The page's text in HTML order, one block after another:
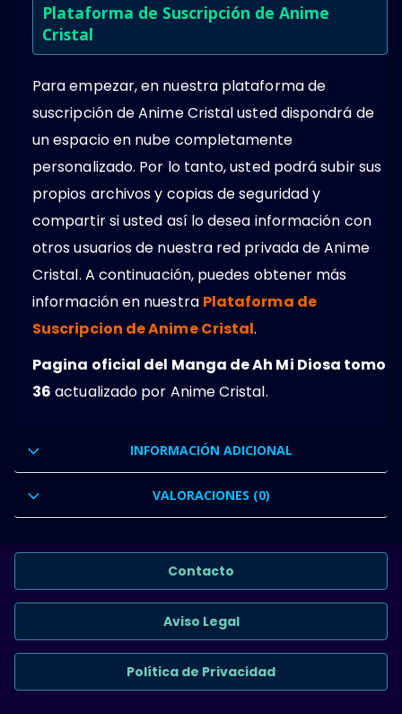
Plataforma de Suscripción de Anime
Cristal
Para empezar, en nuestra plataforma de
suscripción de Anime Cristal usted dispondrá de
un espacio en nube completamente
personalizado. Por lo tanto, usted podrá subir sus
propios archivos y copias de seguridad y
compartir si usted así lo desea información con
otros usuarios de nuestra red privada de Anime
Cristal. A continuación, puedes obtener más
información en nuestra Plataforma de
Suscripcion de Anime Cristal.
Pagina oficial del Manga de Ah Mi Diosa tomo
36 actualizado por Anime Cristal.
INFORMACIÓN ADICIONAL
VALORACIONES (0)
Contacto
Aviso Legal
Política de Privacidad